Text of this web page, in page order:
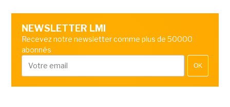
NEWSLETTER LMI
Recevez notre newsletter comme plus de 50000
abonnés
OK